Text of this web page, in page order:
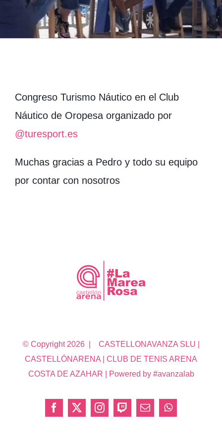
Congreso Turismo Náutico en el Club
Náutico de Oropesa organizado por
@turesport.es
Muchas gracias a Pedro y todo su equipo
por contar con nosotros
© Copyright 2026 | CASTELLONAVANZA SLU |
CASTELLÓNARENA | CLUB DE TENIS ARENA
COSTA DE AZAHAR | Powered by #avanzalab
Facebook
X InstagramTwitchCorreoWhatsApp